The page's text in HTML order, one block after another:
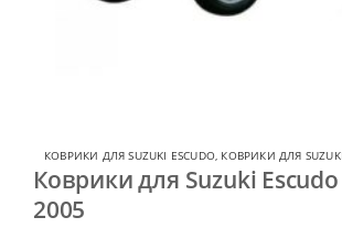
КОВРИКИ ДЛЯ SUZUKI ESCUDO, КОВРИКИ ДЛЯ SUZUKI
Коврики для Suzuki Escudo
2005